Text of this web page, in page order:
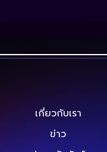
เกี่ยวกับเรา
ข่าว